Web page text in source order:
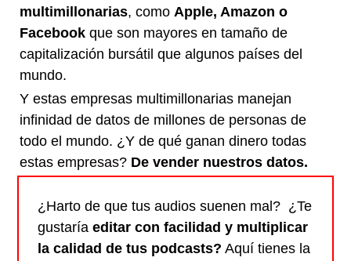
multimillonarias, comoApple, Amazon o
Facebook que son mayores en tamaño de
capitalización bursátil que algunos países del
mundo.
Y estas empresas multimillonarias manejan
infinidad de datos de millones de personas de
todo el mundo. ¿Y de qué ganan dinero todas
estas empresas? De vender nuestros datos.
¿Harto de que tus audios suenen mal? ¿Te
gustaríaeditar con facilidad y multiplicar
la calidad de tus podcasts? Aquí tienes la